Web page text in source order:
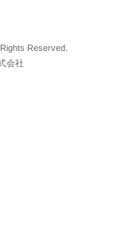
Reserved.
会社